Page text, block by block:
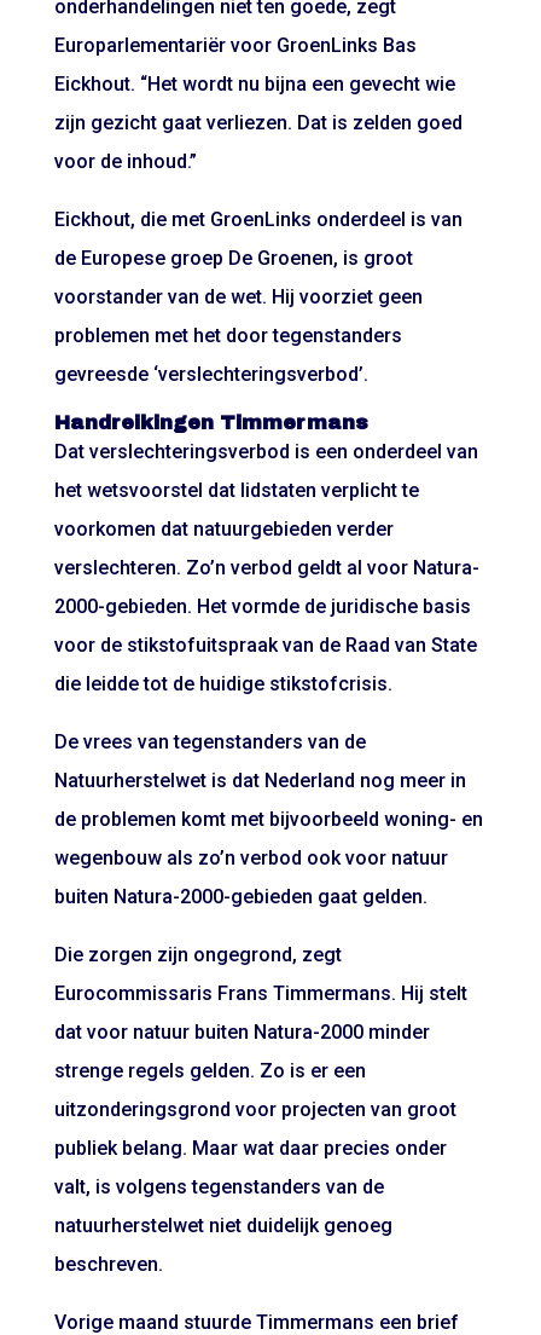
onderhandelingen niet ten goede, zegt
Europarlementariër voor GroenLinks Bas
Eickhout. “Het wordt nu bijna een gevecht wie
zijn gezicht gaat verliezen. Dat is zelden goed
voor de inhoud.”
Eickhout, die met GroenLinks onderdeel is van
de Europese groep De Groenen, is groot
voorstander van de wet. Hij voorziet geen
problemen met het door tegenstanders
gevreesde ‘verslechteringsverbod’.
Handreikingen Timmermans
Dat verslechteringsverbod is een onderdeel van
het wetsvoorstel dat lidstaten verplicht te
voorkomen dat natuurgebieden verder
verslechteren. Zo’n verbod geldt al voor Natura-
2000-gebieden. Het vormde de juridische basis
voor de stikstofuitspraak van de Raad van State
die leidde tot de huidige stikstofcrisis.
De vrees van tegenstanders van de
Natuurherstelwet is dat Nederland nog meer in
de problemen komt met bijvoorbeeld woning- en
wegenbouw als zo’n verbod ook voor natuur
buiten Natura-2000-gebieden gaat gelden.
Die zorgen zijn ongegrond, zegt
Eurocommissaris Frans Timmermans. Hij stelt
dat voor natuur buiten Natura-2000 minder
strenge regels gelden. Zo is er een
uitzonderingsgrond voor projecten van groot
publiek belang. Maar wat daar precies onder
valt, is volgens tegenstanders van de
natuurherstelwet niet duidelijk genoeg
beschreven.
Vorige maand stuurde Timmermans een brief